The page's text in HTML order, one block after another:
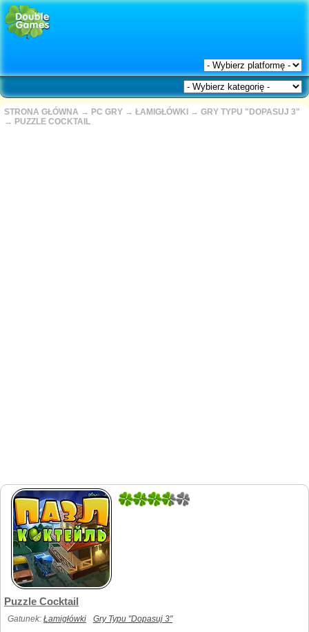
STRONA GŁÓWNA → PC GRY → ŁAMIGŁÓWKI → GRY TYPU "DOPASUJ 3"
→ PUZZLE COCKTAIL
1
Puzzle Cocktail
Gatunek: Łamigłówki Gry Typu "Dopasuj 3"